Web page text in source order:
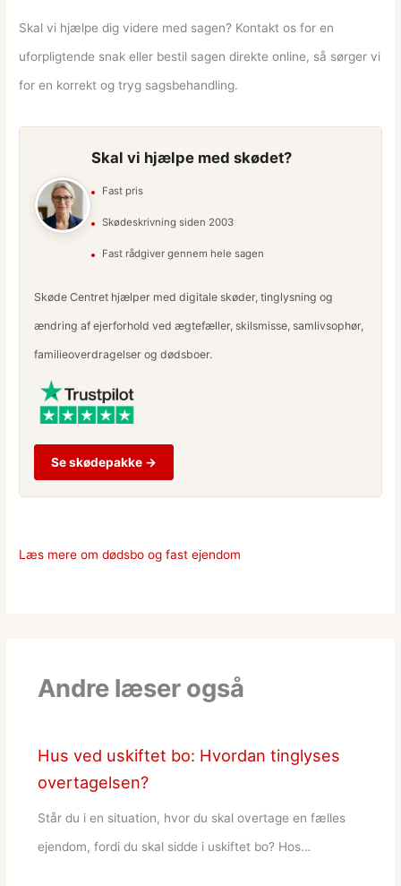
Skal vi hjælpe dig videre med sagen? Kontakt os for en
uforpligtende snak eller bestil sagen direkte online, så sørger vi
for en korrekt og tryg sagsbehandling.
Skal vi hjælpe med skødet?
Fast pris
Skødeskrivning siden 2003
Fast rådgiver gennem hele sagen
Skøde Centret hjælper med digitale skøder, tinglysning og
ændring af ejerforhold ved ægtefæller, skilsmisse, samlivsophør,
familieoverdragelser og dødsboer.
Se skødepakke →
Læs mere om dødsbo og fast ejendom
Andre læser også
Hus ved uskiftet bo: Hvordan tinglyses
overtagelsen?
Står du i en situation, hvor du skal overtage en fælles
ejendom, fordi du skal sidde i uskiftet bo? Hos…